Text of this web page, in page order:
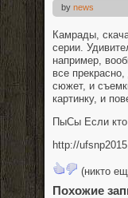
by news
Камрады,
серии.
например,
все
сюжет, и
картинку, и
ПыСы Если кто
http://
(никто
Похожие